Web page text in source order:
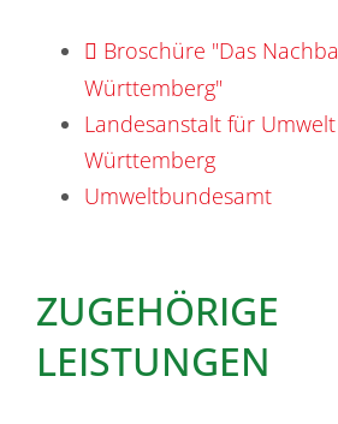
Broschüre "Das
Württemberg"
Landesanstalt für
Württemberg
Umweltbundesamt
ZUGEHÖRIGE
LEISTUNGEN